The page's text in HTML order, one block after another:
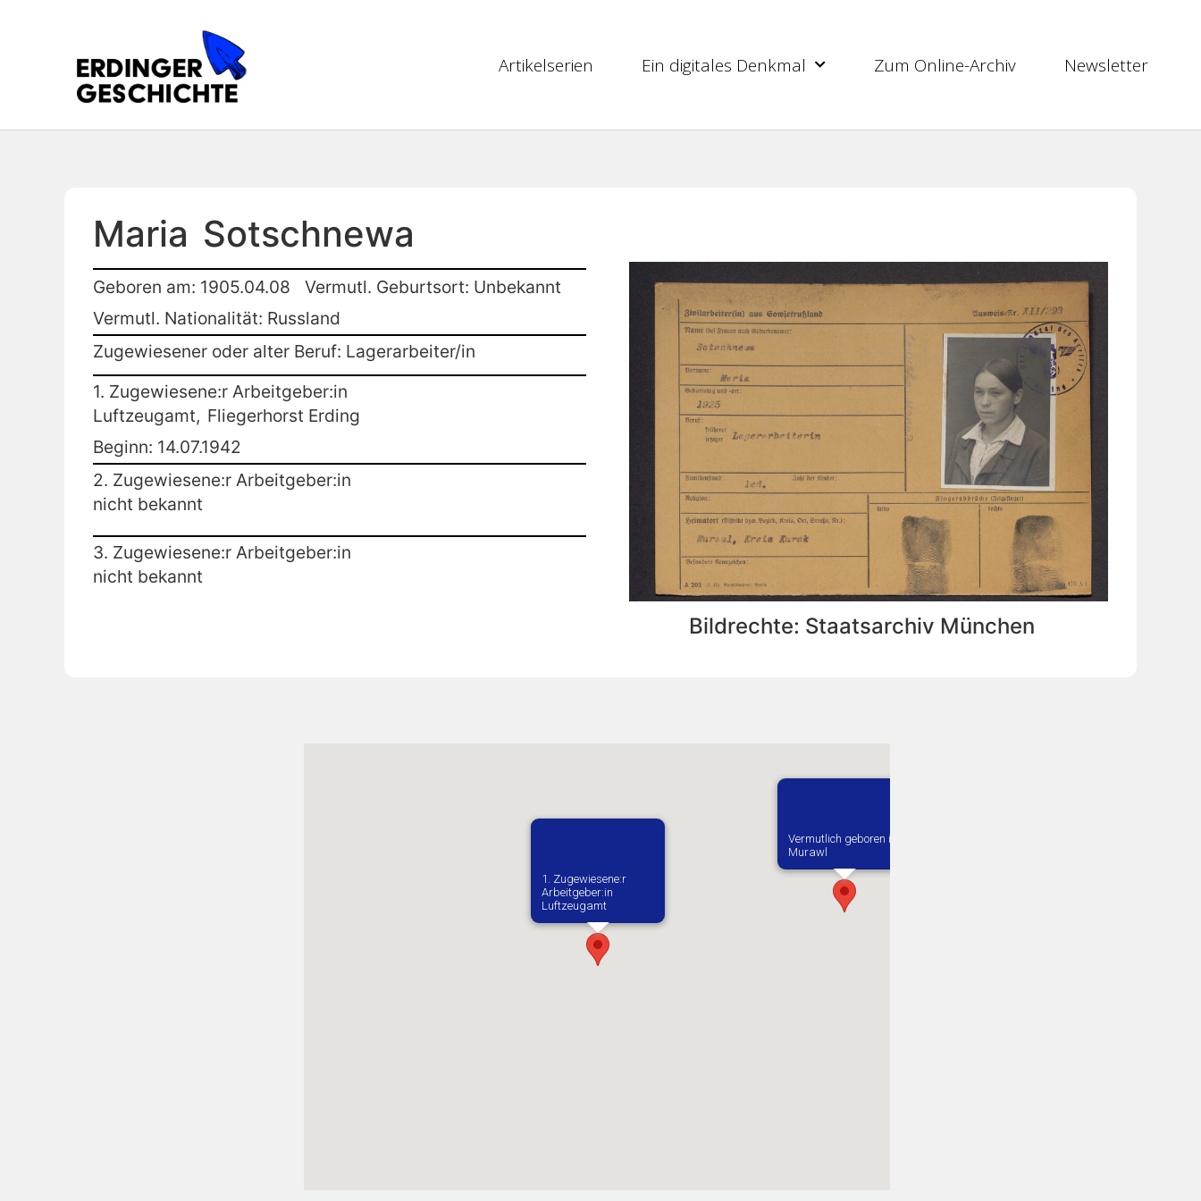
Artikelserien Ein digitales Denkmal Zum Online-Archiv Newsletter
Maria Sotschnewa
Geboren am: 1905.04.08
Vermutl. Geburtsort: Unbekannt
Vermutl. Nationalität: Russland
Zugewiesener oder alter Beruf: Lagerarbeiter/in
1. Zugewiesene:r Arbeitgeber:in
Luftzeugamt, Fliegerhorst Erding
Beginn: 14.07.1942
2. Zugewiesene:r Arbeitgeber:in
nicht bekannt
3. Zugewiesene:r Arbeitgeber:in
nicht bekannt
Bildrechte: Staatsarchiv München
Vermutlich geboren in
Murawl
1. Zugewiesene:r
Arbeitgeber:in​
Luftzeugamt